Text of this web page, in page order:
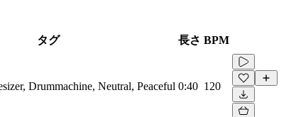
タグ 長さ BPM
Drummachine, Neutral, Peaceful 0:40 120